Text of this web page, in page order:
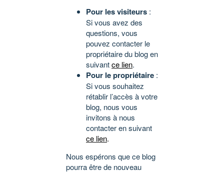
Pour les visiteurs :
Si vous avez des
questions, vous
pouvez contacter le
propriétaire du blog en
suivantce lien.
Pour le propriétaire :
Si vous souhaitez
rétablir l’accès à votre
blog, nous vous
invitons à nous
contacter en suivant
ce lien.
Nous espérons que ce blog
pourra être de nouveau